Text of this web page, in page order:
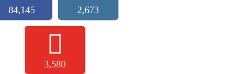
84,145 2,673
3,580